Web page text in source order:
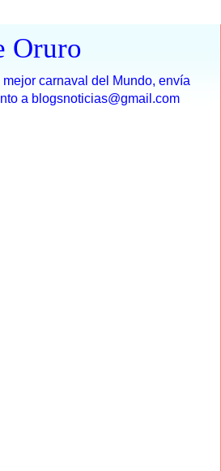
Oruro
carnaval del Mundo, envía
a blogsnoticias@gmail.com